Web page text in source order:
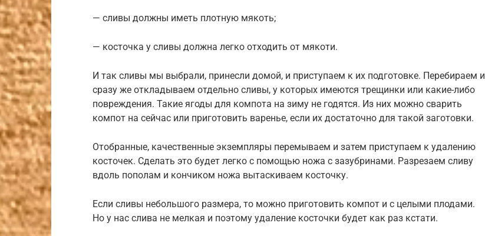
— сливы должны иметь плотную мякоть;
— косточка у сливы должна легко отходить от мякоти.
И так сливы мы выбрали, принесли домой, и приступаем к их подготовке. Перебираем и
сразу же откладываем отдельно сливы, у которых имеются трещинки или какие-либо
повреждения. Такие ягоды для компота на зиму не годятся. Из них можно сварить
компот на сейчас или приготовить варенье, если их достаточно для такой заготовки.
Отобранные, качественные экземпляры перемываем и затем приступаем к удалению
косточек. Сделать это будет легко с помощью ножа с зазубринами. Разрезаем сливу
вдоль пополам и кончиком ножа вытаскиваем косточку.
Если сливы небольшого размера, то можно приготовить компот и с целыми плодами.
Но у нас слива не мелкая и поэтому удаление косточки будет как раз кстати.